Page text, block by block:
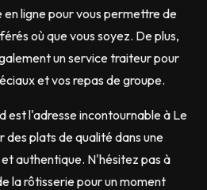
ligne pour vous permettre de
où que vous soyez. De plus,
un service traiteur pour
et vos repas de groupe.
est l'adresse incontournable à Le
des plats de qualité dans une
authentique. N'hésitez pas à
la rôtisserie pour un moment